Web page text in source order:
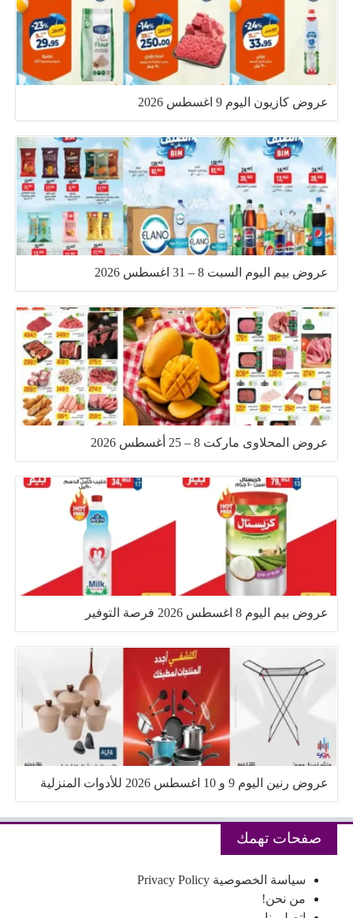
عروض كازيون اليوم 9 اغسطس 2026
عروض بيم اليوم السبت 8 – 31 اغسطس 2026
عروض المحلاوى ماركت 8 – 25 أغسطس 2026
عروض بيم اليوم 8 اغسطس 2026 فرصة التوفير
عروض رنين اليوم 9 و 10 اغسطس 2026 للأدوات المنزلية
صفحات تهمك
سياسة الخصوصية Privacy Policy
من نحن!